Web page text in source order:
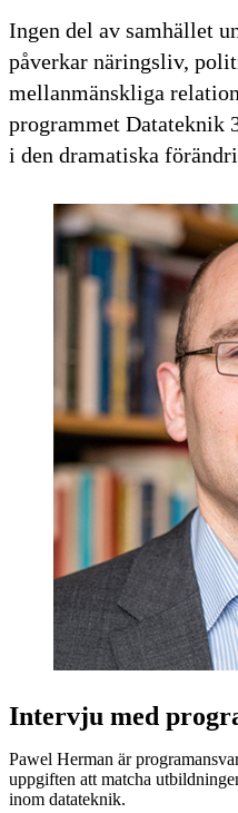
Ingen del av samhället
påverkar näringsliv,
mellanmänskliga
programmet Datateknik
i den dramatiska
Intervju med
Pawel Herman är
uppgiften att matcha
inom datateknik.